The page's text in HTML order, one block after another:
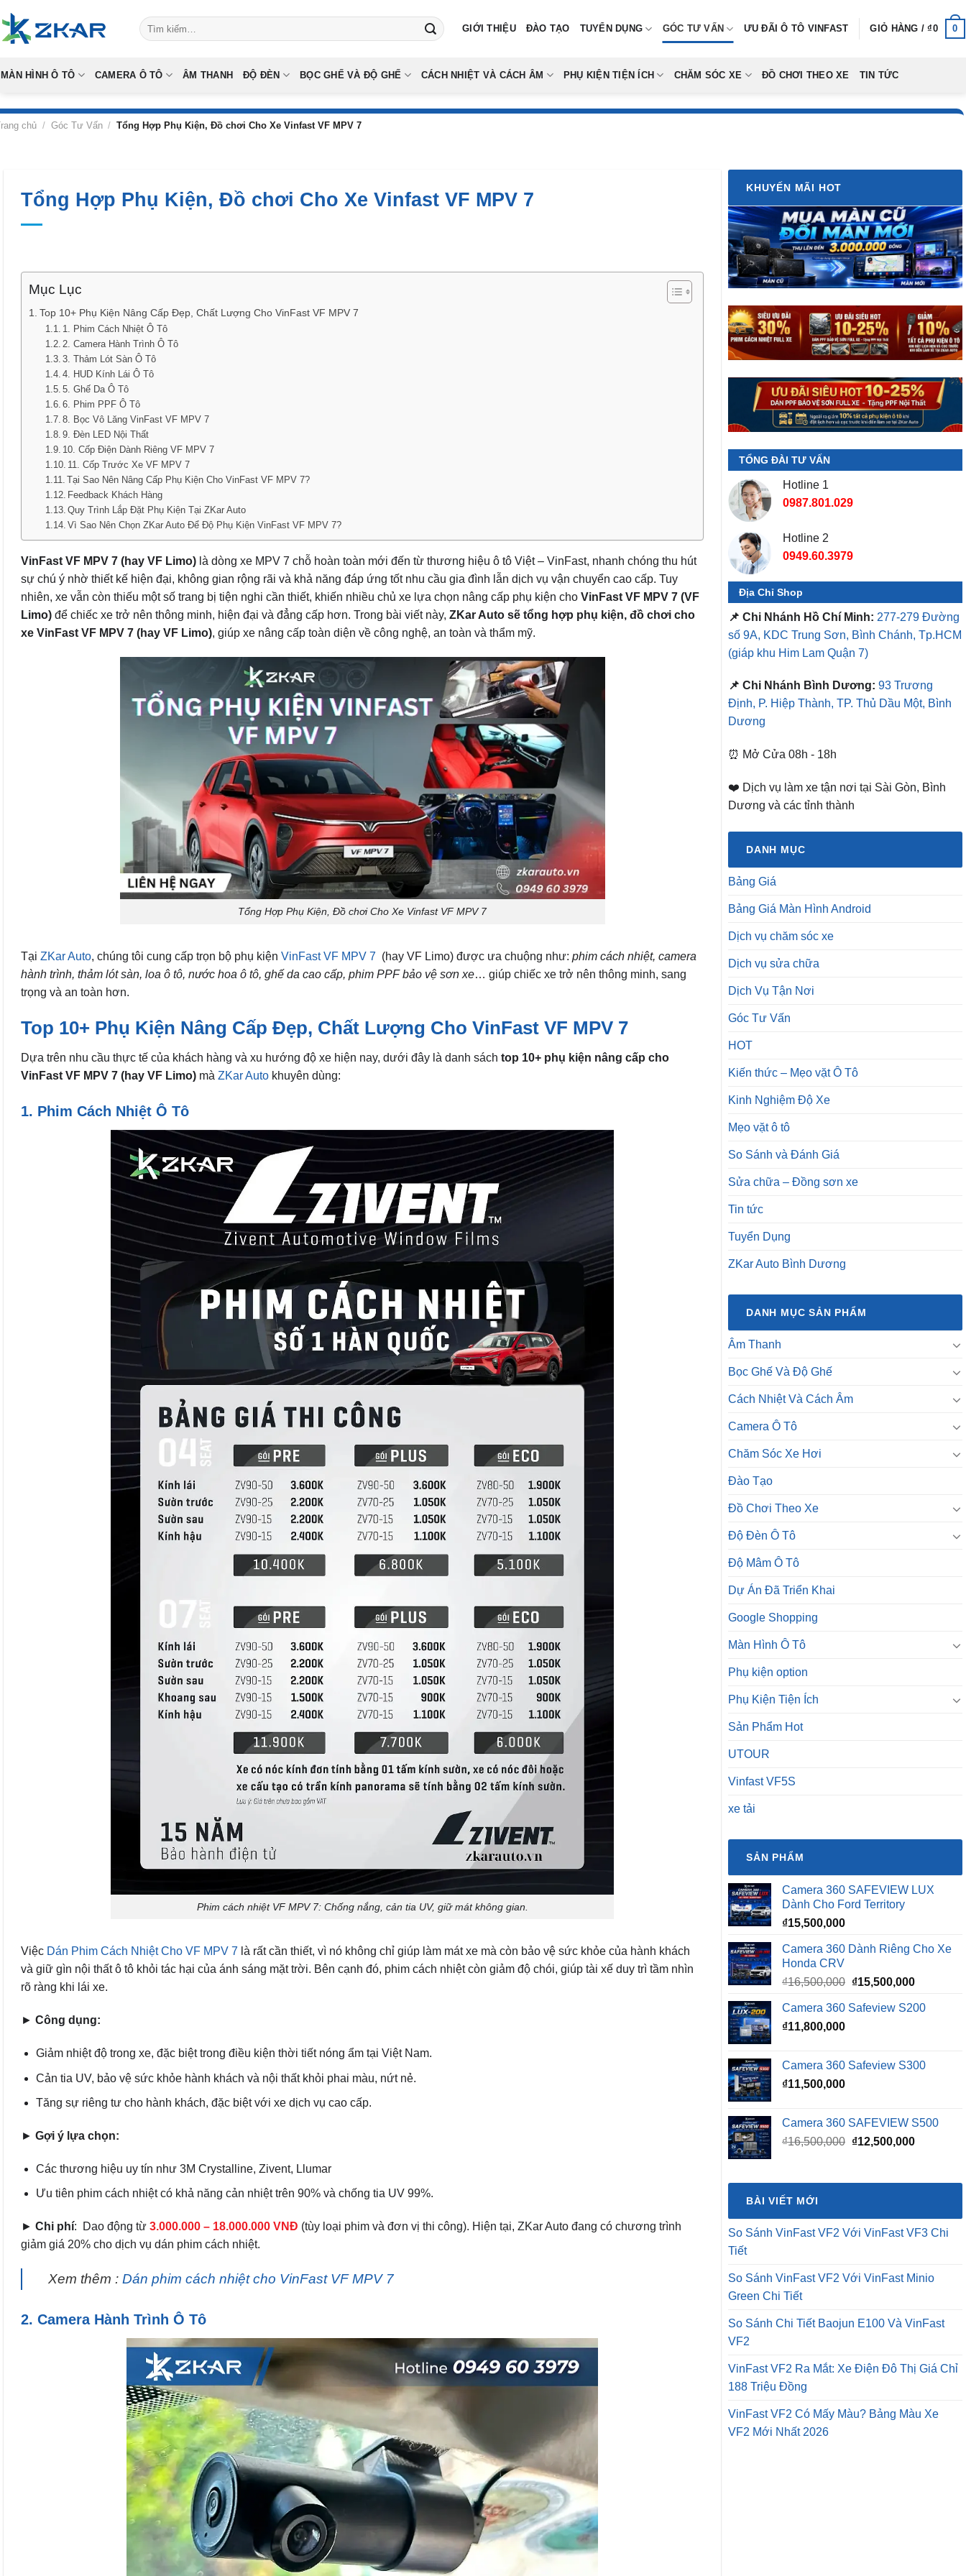
to
content
Tìm
kiếm:
GIỚI THIỆU ĐÀO TẠO TUYỂN DỤNG GÓC TƯ VẤN ƯU ĐÃI Ô TÔ VINFAST GIỎ HÀNG /₫0 0
MÀN HÌNH Ô TÔ CAMERA Ô TÔ ÂM THANH ĐỘ ĐÈN BỌC GHẾ VÀ ĐỘ GHẾ CÁCH NHIỆT VÀ CÁCH ÂM PHỤ KIỆN TIỆN ÍCH CHĂM SÓC XE ĐỒ CHƠI THEO XE TIN TỨC
chủ / Góc Tư Vấn / Tổng Hợp Phụ Kiện, Đồ chơi Cho Xe Vinfast VF MPV 7
Tổng Hợp Phụ Kiện, Đồ chơi Cho Xe Vinfast VF MPV 7
Mục Lục
Top 10+ Phụ Kiện Nâng Cấp Đẹp, Chất Lượng Cho VinFast VF MPV 7
1. Phim Cách Nhiệt Ô Tô
2. Camera Hành Trình Ô Tô
3. Thảm Lót Sàn Ô Tô
4. HUD Kính Lái Ô Tô
5. Ghế Da Ô Tô
6. Phim PPF Ô Tô
8. Bọc Vô Lăng VinFast VF MPV 7
9. Đèn LED Nội Thất
10. Cốp Điện Dành Riêng VF MPV 7
11. Cốp Trước Xe VF MPV 7
Tại Sao Nên Nâng Cấp Phụ Kiện Cho VinFast VF MPV 7?
Feedback Khách Hàng
Quy Trình Lắp Đặt Phụ Kiện Tại ZKar Auto
Vì Sao Nên Chọn ZKar Auto Để Độ Phụ Kiện VinFast VF MPV 7?
VinFast VF MPV 7 (hay VF Limo) là dòng xe MPV 7 chỗ hoàn toàn mới đến từ thương hiệu ô tô Việt – VinFast, nhanh chóng thu hút
sự chú ý nhờ thiết kế hiện đại, không gian rộng rãi và khả năng đáp ứng tốt nhu cầu gia đình lẫn dịch vụ vận chuyển cao cấp. Tuy
nhiên, xe vẫn còn thiếu một số trang bị tiện nghi cần thiết, khiến nhiều chủ xe lựa chọn nâng cấp phụ kiện cho VinFast VF MPV 7 (VF
Limo) để chiếc xe trở nên thông minh, hiện đại và đẳng cấp hơn. Trong bài viết này, ZKar Auto sẽ tổng hợp phụ kiện, đồ chơi cho
xe VinFast VF MPV 7 (hay VF Limo), giúp xe nâng cấp toàn diện về công nghệ, an toàn và thẩm mỹ.
Tổng Hợp Phụ Kiện, Đồ chơi Cho Xe Vinfast VF MPV 7
Tại ZKar Auto, chúng tôi cung cấp trọn bộ phụ kiện VinFast VF MPV 7 (hay VF Limo) được ưa chuộng như: phim cách nhiệt, camera
hành trình, thảm lót sàn, loa ô tô, nước hoa ô tô, ghế da cao cấp, phim PPF bảo vệ sơn xe… giúp chiếc xe trở nên thông minh, sang
trọng và an toàn hơn.
Top 10+ Phụ Kiện Nâng Cấp Đẹp, Chất Lượng Cho VinFast VF MPV 7
Dựa trên nhu cầu thực tế của khách hàng và xu hướng độ xe hiện nay, dưới đây là danh sách top 10+ phụ kiện nâng cấp cho
VinFast VF MPV 7 (hay VF Limo) mà ZKar Auto khuyên dùng:
1. Phim Cách Nhiệt Ô Tô
Phim cách nhiệt VF MPV 7: Chống nắng, cản tia UV, giữ mát không gian.
Việc Dán Phim Cách Nhiệt Cho VF MPV 7 là rất cần thiết, vì nó không chỉ giúp làm mát xe mà còn bảo vệ sức khỏe của hành khách
và giữ gìn nội thất ô tô khỏi tác hại của ánh sáng mặt trời. Bên cạnh đó, phim cách nhiệt còn giảm độ chói, giúp tài xế duy trì tầm nhìn
rõ ràng khi lái xe.
► Công dụng:
Giảm nhiệt độ trong xe, đặc biệt trong điều kiện thời tiết nóng ẩm tại Việt Nam.
Cản tia UV, bảo vệ sức khỏe hành khách và nội thất khỏi phai màu, nứt nẻ.
Tăng sự riêng tư cho hành khách, đặc biệt với xe dịch vụ cao cấp.
► Gợi ý lựa chọn:
Các thương hiệu uy tín như 3M Crystalline, Zivent, Llumar
Ưu tiên phim cách nhiệt có khả năng cản nhiệt trên 90% và chống tia UV 99%.
► Chi phí: Dao động từ 3.000.000 – 18.000.000 VNĐ (tùy loại phim và đơn vị thi công). Hiện tại, ZKar Auto đang có chương trình
giảm giá 20% cho dịch vụ dán phim cách nhiệt.
Xem thêm : Dán phim cách nhiệt cho VinFast VF MPV 7
2. Camera Hành Trình Ô Tô
KHUYẾN MÃI HOT
TỔNG ĐÀI TƯ VẤN
Hotline 1
0987.801.029
Hotline 2
0949.60.3979
Địa Chỉ Shop
📌 Chi Nhánh Hồ Chí Minh: 277-279 Đường
số 9A, KDC Trung Sơn, Bình Chánh, Tp.HCM
(giáp khu Him Lam Quận 7)
📌 Chi Nhánh Bình Dương: 93 Trương
Định, P. Hiệp Thành, TP. Thủ Dầu Một, Bình
Dương
⏰ Mở Cửa 08h - 18h
❤️ Dịch vụ làm xe tận nơi tại Sài Gòn, Bình
Dương và các tỉnh thành
DANH MỤC
Bảng Giá
Bảng Giá Màn Hình Android
Dịch vụ chăm sóc xe
Dịch vụ sửa chữa
Dịch Vụ Tận Nơi
Góc Tư Vấn
HOT
Kiến thức – Mẹo vặt Ô Tô
Kinh Nghiệm Độ Xe
Mẹo vặt ô tô
So Sánh và Đánh Giá
Sửa chữa – Đồng sơn xe
Tin tức
Tuyển Dụng
ZKar Auto Bình Dương
DANH MỤC SẢN PHẨM
Âm Thanh
Bọc Ghế Và Độ Ghế
Cách Nhiệt Và Cách Âm
Camera Ô Tô
Chăm Sóc Xe Hơi
Đào Tạo
Đồ Chơi Theo Xe
Độ Đèn Ô Tô
Độ Mâm Ô Tô
Dự Án Đã Triển Khai
Google Shopping
Màn Hình Ô Tô
Phụ kiện option
Phụ Kiện Tiện Ích
Sản Phẩm Hot
UTOUR
Vinfast VF5S
xe tải
SẢN PHẨM
Camera 360 SAFEVIEW LUX
Dành Cho Ford Territory
₫15,500,000
Camera 360 Dành Riêng Cho Xe
Honda CRV
₫16,500,000 Giá
là:
₫15,500,000Giá
tại
Camera 360 Safeview S200
₫11,800,000
Camera 360 Safeview S300
₫11,500,000
Camera 360 SAFEVIEW S500
₫16,500,000 Giá
₫16,500,000.
₫12,500,000Giá
là:
BÀI VIẾT MỚI
So Sánh VinFast VF2 Với VinFast VF3 Chi
Tiết
So Sánh VinFast VF2 Với VinFast Minio
Green Chi Tiết
So Sánh Chi Tiết Baojun E100 Và VinFast
VF2
VinFast VF2 Ra Mắt: Xe Điện Đô Thị Giá Chỉ
188 Triệu Đồng
VinFast VF2 Có Mấy Màu? Bảng Màu Xe
VF2 Mới Nhất 2026